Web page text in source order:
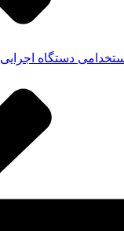
دستگاه اجرایی